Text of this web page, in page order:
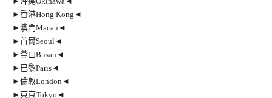
►香港Hong Kong◄
►澳門Macau◄
►首爾Seoul◄
►釜山Busan◄
►巴黎Paris◄
►倫敦London◄
►東京Tokyo◄